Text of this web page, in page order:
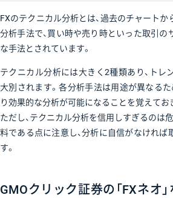
FXのテクニカル分析とは、過去のチャート
分析手法で、買い時や売り時といった取引の
な手法とされています。
テクニカル分析には大きく2種類あり、トレ
大別されます。各分析手法は用途が異なるた
り効果的な分析が可能になることを覚えてお
ただし、テクニカル分析を信用しすぎるのは
料である点に注意し、分析に自信がなければ
す。
GMOクリック証券の「FXネオ